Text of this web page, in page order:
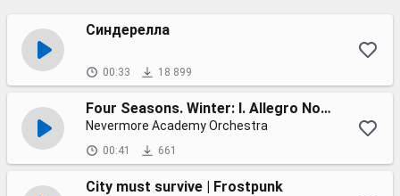
Синдерелла
00:33 18 899
Four Seasons. Winter: I. Allegro Non Molto (Vivaldi)
Nevermore Academy Orchestra
00:41 661
City must survive | Frostpunk